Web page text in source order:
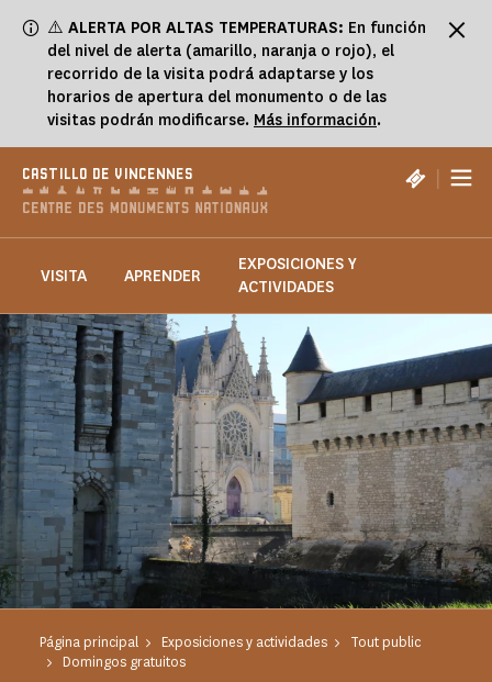
⚠️ ALERTA POR ALTAS TEMPERATURAS: En función
del nivel de alerta (amarillo, naranja o rojo), el
recorrido de la visita podrá adaptarse y los
horarios de apertura del monumento o de las
visitas podrán modificarse. Más información.
CASTILLO DE VINCENNES |
VISITA APRENDER
EXPOSICIONES Y
ACTIVIDADES
Página principal Exposiciones y actividades
Tout public
Domingos gratuitos